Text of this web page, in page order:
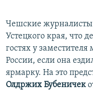
Чешские журналисты
Устецкого края, что
гостях у
России, если она
ярмарку. На это
Олдржих Бубеничек